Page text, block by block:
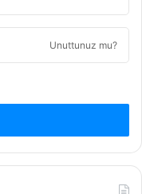
Unuttunuz mu?